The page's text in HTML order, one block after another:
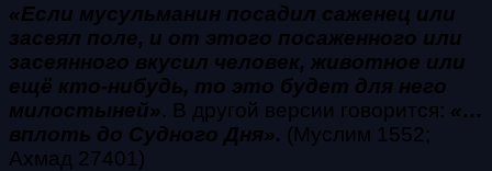
«Если мусульманин посадил саженец или
засеял поле, и от этого посаженного или
засеянного вкусил человек, животное или
ещё кто-нибудь, то это будет для него
милостыней». В другой версии говорится: «…
вплоть до Судного Дня». (Муслим 1552;
Ахмад 27401)